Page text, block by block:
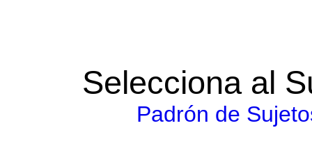
Selecciona al
Padrón de